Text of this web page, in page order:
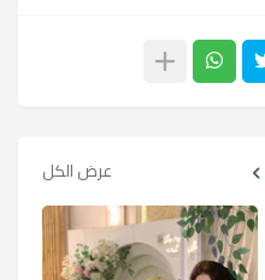
عرض الكل